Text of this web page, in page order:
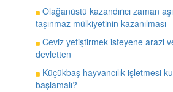
Olağanüstü kazandırıcı zaman
taşınmaz mülkiyetinin kazanılması
Ceviz yetiştirmek isteyene arazi
devletten
Küçükbaş hayvancılık işletmesi
başlamalı?